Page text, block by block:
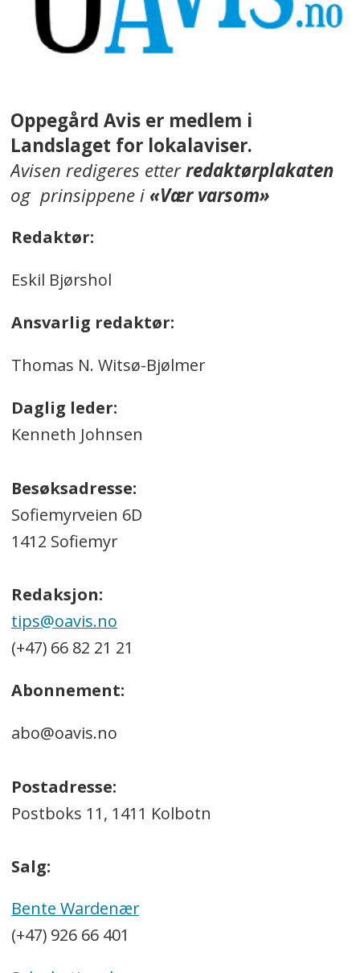
Oppegård Avis er medlem i
Landslaget for lokalaviser.
Avisen redigeres etterredaktørplakaten
og prinsippene i«Vær varsom»
Redaktør:
Eskil Bjørshol
Ansvarlig redaktør:
Thomas N. Witsø-Bjølmer
Daglig leder:
Kenneth Johnsen
Besøksadresse:
Sofiemyrveien 6D
1412 Sofiemyr
Redaksjon:
tips@oavis.no
(+47) 66 82 21 21
Abonnement:
abo@oavis.no
Postadresse:
Postboks 11, 1411 Kolbotn
Salg:
Bente Wardenær
(+47) 926 66 401